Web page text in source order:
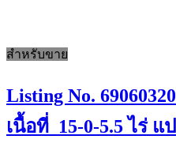
สำหรับขาย
Listing No.
เนื้อที่ 15-0-5.5 ไร่